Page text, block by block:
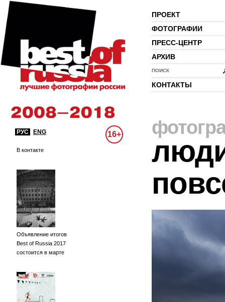
ПРОЕКТ
ФОТОГРАФИИ
ПРЕСС-ЦЕНТР
АРХИВ
ПОИСК
КОНТАКТЫ
РУС ENG 16+
В контакте
Объявление итогов
Best of Russia 2017
состоится в марте